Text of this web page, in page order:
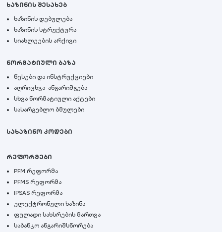
ხაზინის შესახებ
ხაზინის დებულება
ხაზინის სტრუქტურა
სიახლეების არქივი
ნორმატიული ბაზა
წესები და ინსტრუქციები
აღრიცხვა-ანგარიშგება
სხვა ნორმატიული აქტები
სასარგებლო ბმულები
სახაზინო კოდები
რეფორმები
PFM რეფორმა
PFMS რეფორმა
IPSAS რეფორმა
ელექტრონული ხაზინა
ფულადი სახსრების მართვა
საბანკო ანგარიშსწორება